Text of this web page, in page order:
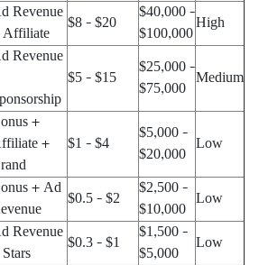
Revenue
Affiliate
$8 – $20
$40,000 –
$100,000
High
Revenue
$5 – $15
$25,000 –
$75,000
Medium
+
+
$1 – $4
$5,000 –
$20,000
Low
+ Ad
$0.5 – $2
$2,500 –
$10,000
Low
Revenue
$0.3 – $1
$1,500 –
$5,000
Low